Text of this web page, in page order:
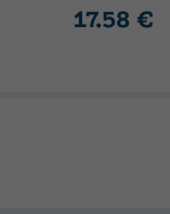
17.58 €